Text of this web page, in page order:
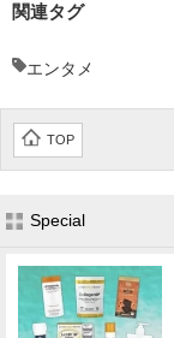
関連タグ
エンタメ
TOP
Special